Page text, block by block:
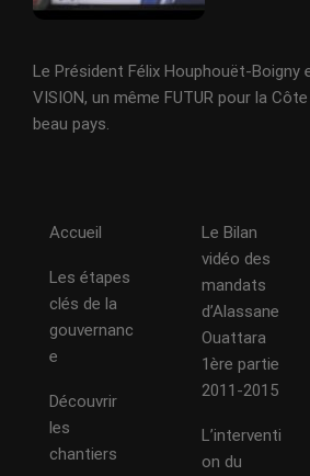
Le Président Félix Houphouët-Boigny
VISION, un même FUTUR pour la
beau pays.
Accueil
Les étapes
clés de la
gouvernanc
e
Découvrir
les
chantiers
Le Bilan
vidéo des
mandats
d’Alassane
Ouattara
1ère partie
2011-2015
L’interventi
on du